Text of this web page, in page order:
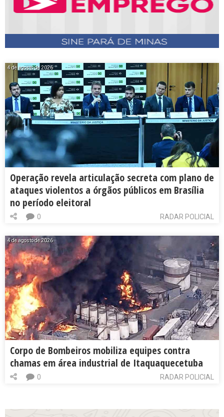
4 de agosto de 2026
Operação revela articulação secreta com plano de
ataques violentos a órgãos públicos em Brasília
no período eleitoral
RADAR POLICIAL
0
4 de agosto de 2026
Corpo de Bombeiros mobiliza equipes contra
chamas em área industrial de Itaquaquecetuba
RADAR POLICIAL
0